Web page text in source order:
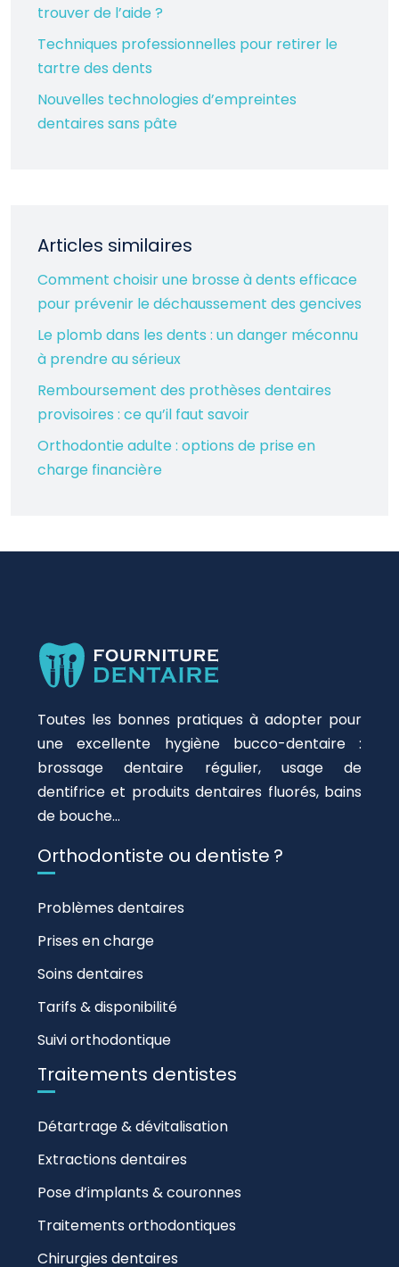
trouver de l’aide ?
Techniques professionnelles pour retirer le
tartre des dents
Nouvelles technologies d’empreintes
dentaires sans pâte
Articles similaires
Comment choisir une brosse à dents efficace
pour prévenir le déchaussement des gencives
Le plomb dans les dents : un danger méconnu
à prendre au sérieux
Remboursement des prothèses dentaires
provisoires : ce qu’il faut savoir
Orthodontie adulte : options de prise en
charge financière
Toutes les bonnes pratiques à adopter pour
une excellente hygiène bucco-dentaire :
brossage dentaire régulier, usage de
dentifrice et produits dentaires fluorés, bains
de bouche…
Orthodontiste ou dentiste ?
Problèmes dentaires
Prises en charge
Soins dentaires
Tarifs & disponibilité
Suivi orthodontique
Traitements dentistes
Détartrage & dévitalisation
Extractions dentaires
Pose d’implants & couronnes
Traitements orthodontiques
Chirurgies dentaires